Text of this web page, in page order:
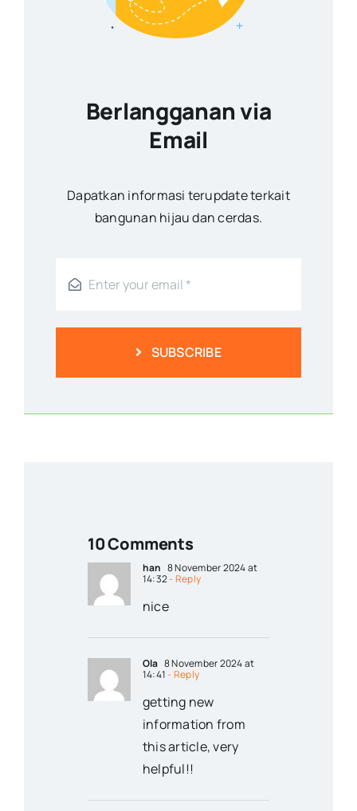
Berlangganan via
Email
Dapatkan informasi terupdate terkait
bangunan hijau dan cerdas.
SUBSCRIBE
10 Comments
han 8 November 2024 at
14:32- Reply
nice
Ola 8 November 2024 at
14:41- Reply
getting new
information from
this article, very
helpful!!